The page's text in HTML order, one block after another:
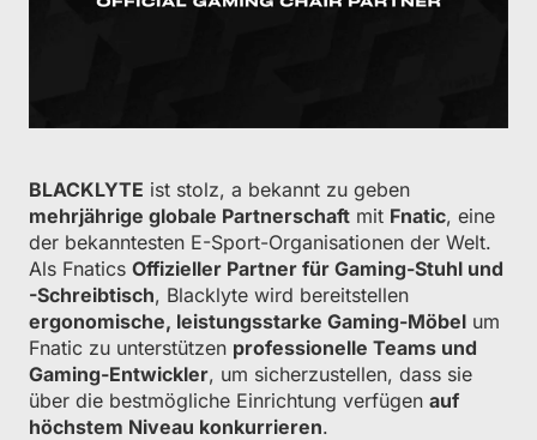
BLACKLYTE ist stolz, a bekannt zu geben
mehrjährige globale Partnerschaft mit Fnatic, eine
der bekanntesten E-Sport-Organisationen der Welt.
Als Fnatics Offizieller Partner für Gaming-Stuhl und
-Schreibtisch, Blacklyte wird bereitstellen
ergonomische, leistungsstarke Gaming-Möbel um
Fnatic zu unterstützen professionelle Teams und
Gaming-Entwickler, um sicherzustellen, dass sie
über die bestmögliche Einrichtung verfügen auf
höchstem Niveau konkurrieren.